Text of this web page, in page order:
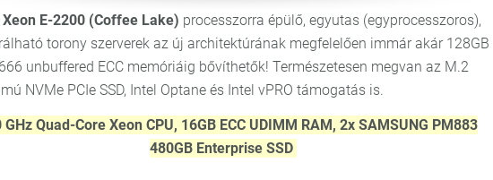
Xeon E-2200 (Coffee Lake) processzorra épülő, egyutas (egyprocesszoros),
torony szerverek az új architektúrának megfelelően immár akár 128GB
unbuffered ECC memóriáig bővíthetők! Természetesen megvan az M.2
NVMe PCIe SSD, Intel Optane és Intel vPRO támogatás is.
GHz Quad-Core Xeon CPU, 16GB ECC UDIMM RAM, 2x SAMSUNG PM883
480GB Enterprise SSD